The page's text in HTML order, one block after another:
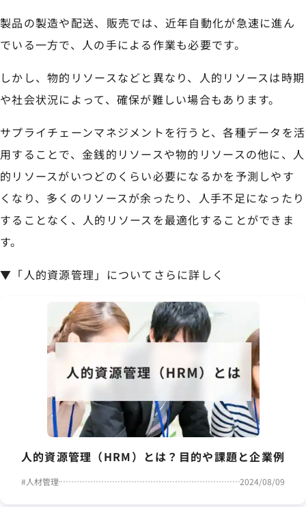
製品の製造や配送、販売では、近年自動化が急速に進ん
でいる一方で、人の手による作業も必要です。
しかし、物的リソースなどと異なり、人的リソースは時期
や社会状況によって、確保が難しい場合もあります。
サプライチェーンマネジメントを行うと、各種データを活
用することで、金銭的リソースや物的リソースの他に、人
的リソースがいつどのくらい必要になるかを予測しやす
くなり、多くのリソースが余ったり、人手不足になったり
することなく、人的リソースを最適化することができま
す。
▼「人的資源管理」についてさらに詳しく
人的資源管理（HRM）とは？目的や課題と企業例
#人材管理 2024/08/09